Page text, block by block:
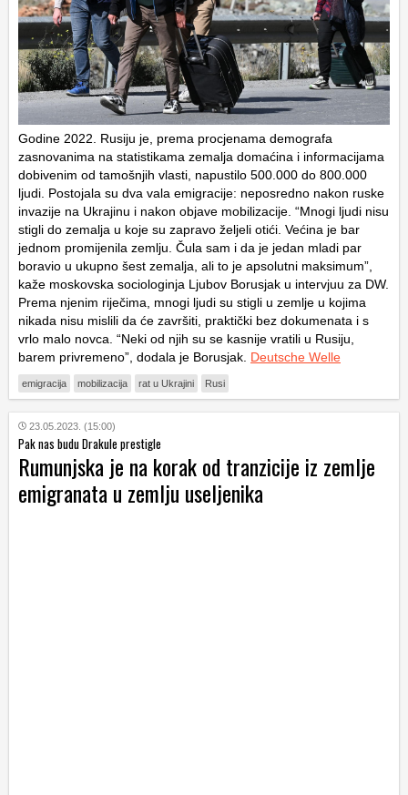
Godine 2022. Rusiju je, prema procjenama demografa
zasnovanima na statistikama zemalja domaćina i informacijama
dobivenim od tamošnjih vlasti, napustilo 500.000 do 800.000
ljudi. Postojala su dva vala emigracije: neposredno nakon ruske
invazije na Ukrajinu i nakon objave mobilizacije. “Mnogi ljudi nisu
stigli do zemalja u koje su zapravo željeli otići. Većina je bar
jednom promijenila zemlju. Čula sam i da je jedan mladi par
boravio u ukupno šest zemalja, ali to je apsolutni maksimum”,
kaže moskovska sociologinja Ljubov Borusjak u intervjuu za DW.
Prema njenim riječima, mnogi ljudi su stigli u zemlje u kojima
nikada nisu mislili da će završiti, praktički bez dokumenata i s
vrlo malo novca. “Neki od njih su se kasnije vratili u Rusiju,
barem privremeno”, dodala je Borusjak. Deutsche Welle
emigracija mobilizacija rat u Ukrajini Rusi
23.05.2023. (15:00)
Pak nas budu Drakule prestigle
Rumunjska je na korak od tranzicije iz zemlje
emigranata u zemlju useljenika